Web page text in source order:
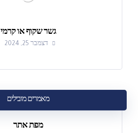
גשר שקוף או קרמי
דצמבר 25, 2024
מאמרים מובילים
מפת אתר